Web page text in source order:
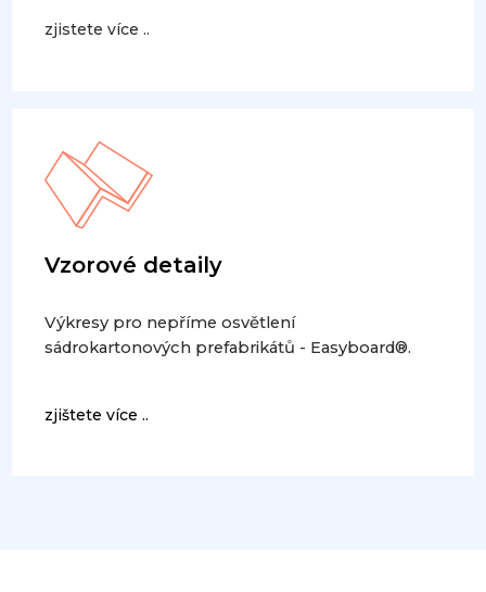
zjistete více ..
Vzorové detaily
Výkresy pro nepříme osvětlení
sádrokartonových prefabrikátů - Easyboard®.
zjištete více ..